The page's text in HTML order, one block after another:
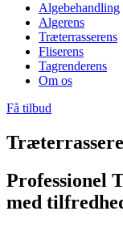
Algebehandling
Algerens
Træterrasserens
Fliserens
Tagrenderens
Om os
Få tilbud
Professionel
med